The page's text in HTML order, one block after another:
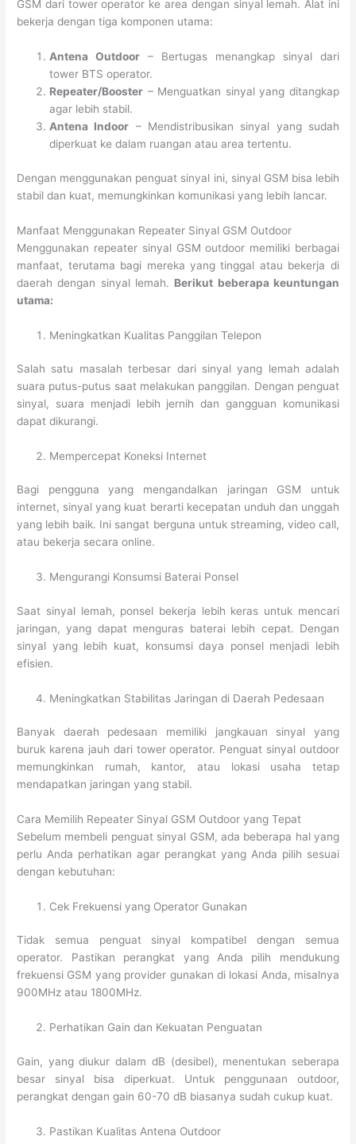
GSM dari tower operator ke area dengan sinyal lemah. Alat ini
bekerja dengan tiga komponen utama:
Antena Outdoor – Bertugas menangkap sinyal dari
tower BTS operator.
Repeater/Booster – Menguatkan sinyal yang ditangkap
agar lebih stabil.
Antena Indoor – Mendistribusikan sinyal yang sudah
diperkuat ke dalam ruangan atau area tertentu.
Dengan menggunakan penguat sinyal ini, sinyal GSM bisa lebih
stabil dan kuat, memungkinkan komunikasi yang lebih lancar.
Manfaat Menggunakan Repeater Sinyal GSM Outdoor
Menggunakan repeater sinyal GSM outdoor memiliki berbagai
manfaat, terutama bagi mereka yang tinggal atau bekerja di
daerah dengan sinyal lemah. Berikut beberapa keuntungan
utama:
Meningkatkan Kualitas Panggilan Telepon
Salah satu masalah terbesar dari sinyal yang lemah adalah
suara putus-putus saat melakukan panggilan. Dengan penguat
sinyal, suara menjadi lebih jernih dan gangguan komunikasi
dapat dikurangi.
Mempercepat Koneksi Internet
Bagi pengguna yang mengandalkan jaringan GSM untuk
internet, sinyal yang kuat berarti kecepatan unduh dan unggah
yang lebih baik. Ini sangat berguna untuk streaming, video call,
atau bekerja secara online.
Mengurangi Konsumsi Baterai Ponsel
Saat sinyal lemah, ponsel bekerja lebih keras untuk mencari
jaringan, yang dapat menguras baterai lebih cepat. Dengan
sinyal yang lebih kuat, konsumsi daya ponsel menjadi lebih
efisien.
Meningkatkan Stabilitas Jaringan di Daerah Pedesaan
Banyak daerah pedesaan memiliki jangkauan sinyal yang
buruk karena jauh dari tower operator. Penguat sinyal outdoor
memungkinkan rumah, kantor, atau lokasi usaha tetap
mendapatkan jaringan yang stabil.
Cara Memilih Repeater Sinyal GSM Outdoor yang Tepat
Sebelum membeli penguat sinyal GSM, ada beberapa hal yang
perlu Anda perhatikan agar perangkat yang Anda pilih sesuai
dengan kebutuhan:
Cek Frekuensi yang Operator Gunakan
Tidak semua penguat sinyal kompatibel dengan semua
operator. Pastikan perangkat yang Anda pilih mendukung
frekuensi GSM yang provider gunakan di lokasi Anda, misalnya
900MHz atau 1800MHz.
Perhatikan Gain dan Kekuatan Penguatan
Gain, yang diukur dalam dB (desibel), menentukan seberapa
besar sinyal bisa diperkuat. Untuk penggunaan outdoor,
perangkat dengan gain 60-70 dB biasanya sudah cukup kuat.
Pastikan Kualitas Antena Outdoor